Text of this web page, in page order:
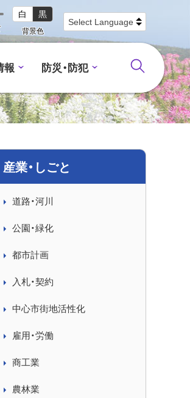
背景色
白 黒
報 防災・防犯
産業・しごと
道路・河川
公園・緑化
都市計画
入札・契約
中心市街地活性化
雇用・労働
商工業
農林業